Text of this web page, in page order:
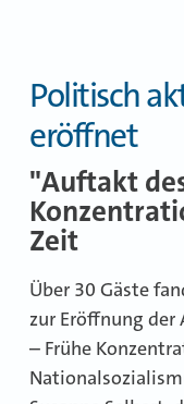
Politisch
eröffnet
"Auftakt
Zeit
Über 30 Gäste
zur Eröffnung der
– Frühe